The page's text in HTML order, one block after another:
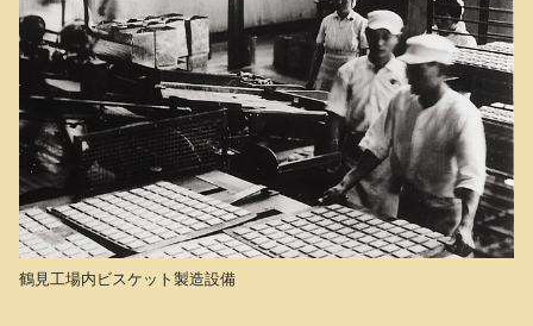
鶴見工場内ビスケット製造設備